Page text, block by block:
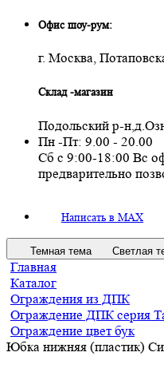
Офис шоу-рум:
г. Москва,
Склад -магазин
Подольский р-
Пн -Пт: 9.00 - 20.00
Сб с 9:00-18:00 Вс
предварительно
Написать в MAX
Темная тема Светлая
Главная
Каталог
Ограждения из ДПК
Ограждение ДПК серия
Ограждение цвет бук
Юбка нижняя (пластик)